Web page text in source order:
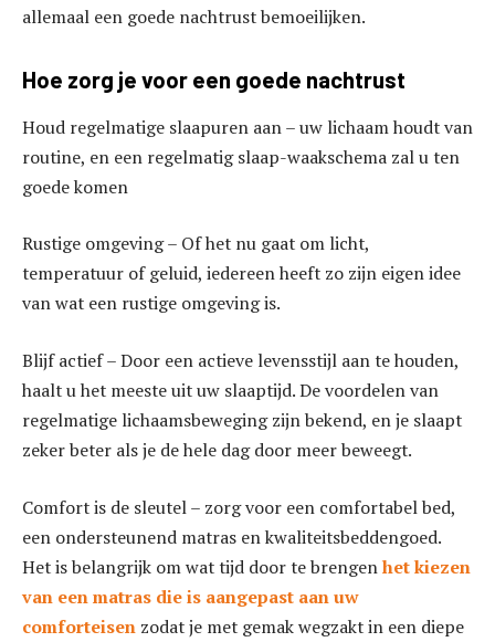
allemaal een goede nachtrust bemoeilijken.
Hoe zorg je voor een goede nachtrust
Houd regelmatige slaapuren aan – uw lichaam houdt van
routine, en een regelmatig slaap-waakschema zal u ten
goede komen
Rustige omgeving – Of het nu gaat om licht,
temperatuur of geluid, iedereen heeft zo zijn eigen idee
van wat een rustige omgeving is.
Blijf actief – Door een actieve levensstijl aan te houden,
haalt u het meeste uit uw slaaptijd. De voordelen van
regelmatige lichaamsbeweging zijn bekend, en je slaapt
zeker beter als je de hele dag door meer beweegt.
Comfort is de sleutel – zorg voor een comfortabel bed,
een ondersteunend matras en kwaliteitsbeddengoed.
Het is belangrijk om wat tijd door te brengenhet kiezen
van een matras die is aangepast aan uw
comforteisen zodat je met gemak wegzakt in een diepe